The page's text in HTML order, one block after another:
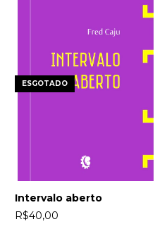
ESGOTADO
Intervalo aberto
R$40,00